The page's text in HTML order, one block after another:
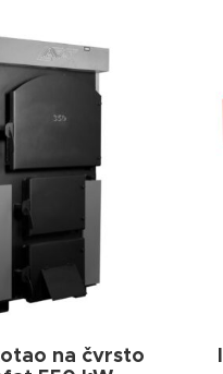
na čvrsto